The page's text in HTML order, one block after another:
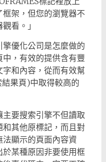
架，但您的瀏覽器不
看。」
優化公司是怎麼做的
，有效的提供含有豐
和內容，從而有效幫
果頁)中取得較高的
要搜索引擎不但讀取
其他原標記，而且對
顯示的頁面內容資
某種原因非要使用框